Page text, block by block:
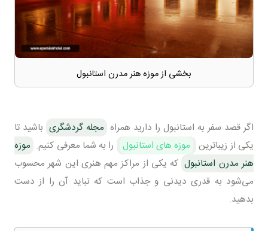
بخشی از موزه هنر مدرن استانبول
اگر قصد سفر به استانبول را دارید همراه مجله گردشگری باشید تا
یکی از زیباترین موزه‌ های استانبول را به شما معرفی کنیم. موزه
هنر مدرن استانبول که یکی از مراکز مهم هنری این شهر محسوب
می‌شود به قدری دیدنی و جذاب است که نباید آن را از دست
بدهید.